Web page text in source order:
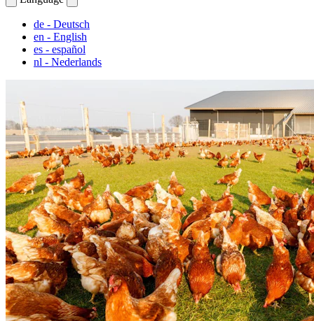
de - Deutsch
en - English
es - español
nl - Nederlands